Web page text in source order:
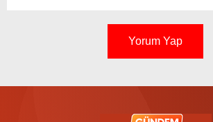
Yorum Yap